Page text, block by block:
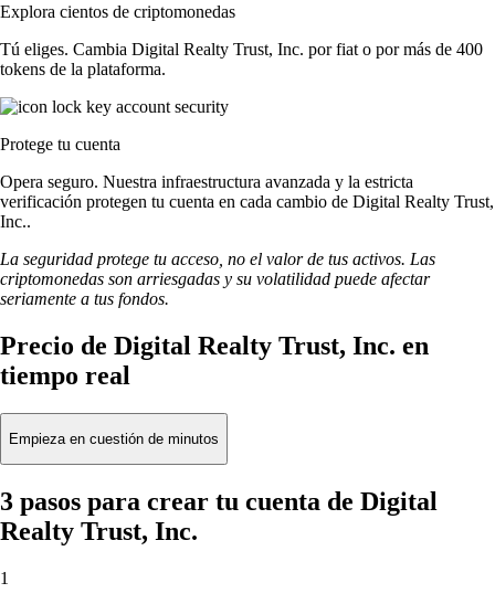
Explora cientos de criptomonedas
Tú eliges. Cambia Digital Realty Trust, Inc. por fiat o por más de 400
tokens de la plataforma.
Protege tu cuenta
Opera seguro. Nuestra infraestructura avanzada y la estricta
verificación protegen tu cuenta en cada cambio de Digital Realty Trust,
Inc..
La seguridad protege tu acceso, no el valor de tus activos. Las
criptomonedas son arriesgadas y su volatilidad puede afectar
seriamente a tus fondos.
Precio de Digital Realty Trust, Inc. en
tiempo real
Empieza en cuestión de minutos
3 pasos para crear tu cuenta de Digital
Realty Trust, Inc.
1